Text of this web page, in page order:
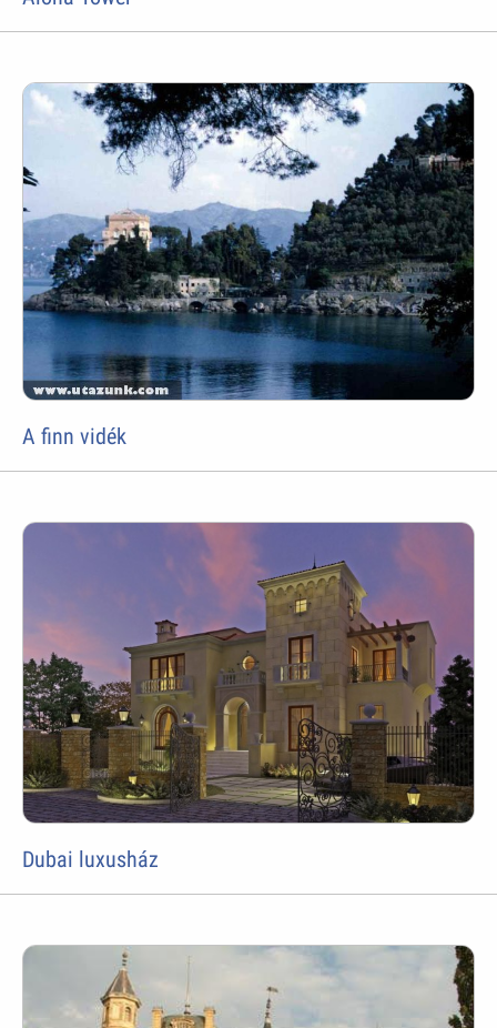
A finn vidék
Dubai luxusház